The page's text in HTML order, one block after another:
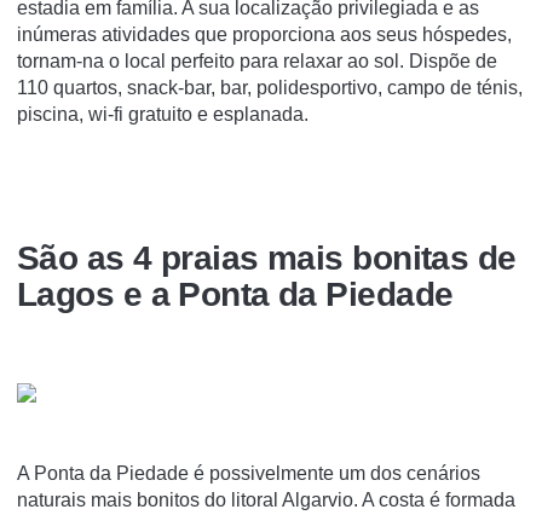
estadia em família. A sua localização privilegiada e as
inúmeras atividades que proporciona aos seus hóspedes,
tornam-na o local perfeito para relaxar ao sol. Dispõe de
110 quartos, snack-bar, bar, polidesportivo, campo de ténis,
piscina, wi-fi gratuito e esplanada.
São as 4 praias mais bonitas de
Lagos e a Ponta da Piedade
A Ponta da Piedade é possivelmente um dos cenários
naturais mais bonitos do litoral Algarvio. A costa é formada